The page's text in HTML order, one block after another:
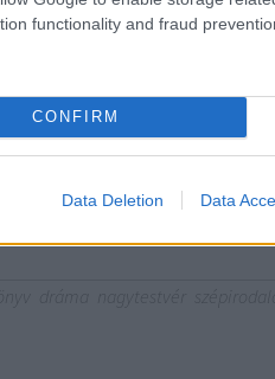
functionality and fraud
CONFIRM
Data Deletion Data
kerülünk, vagy csak
TOVÁBB